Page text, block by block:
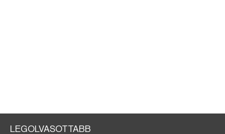
LEGOLVASOTTABB